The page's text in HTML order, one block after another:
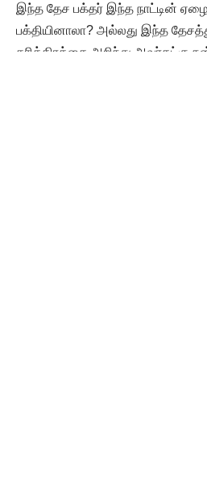
இந்த தேச பக்தர் இந்த நாட்டின் ஏழை
பக்தியினாலா? அல்லது இந்த
தரித்திரத்தை அறிந்து அவர்கட்கு